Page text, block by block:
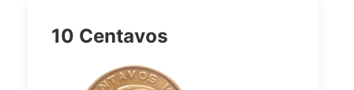
10 Centavos